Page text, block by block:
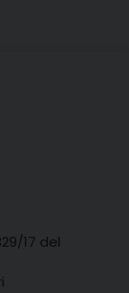
17 del